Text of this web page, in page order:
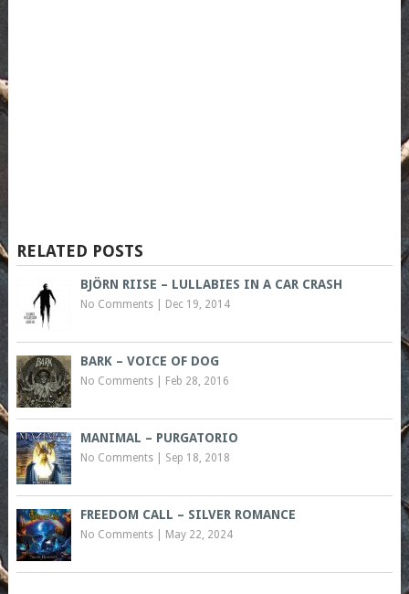
RELATED POSTS
BJÖRN RIISE – LULLABIES IN A CAR CRASH
No Comments| Dec 19, 2014
BARK – VOICE OF DOG
No Comments| Feb 28, 2016
MANIMAL – PURGATORIO
No Comments| Sep 18, 2018
FREEDOM CALL – SILVER ROMANCE
No Comments| May 22, 2024